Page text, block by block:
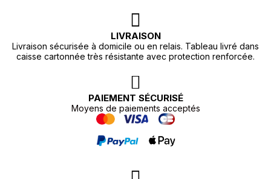
LIVRAISON
Livraison sécurisée à domicile ou en relais. Tableau livré dans
caisse cartonnée très résistante avec protection renforcée.
PAIEMENT SÉCURISÉ
Moyens de paiements acceptés